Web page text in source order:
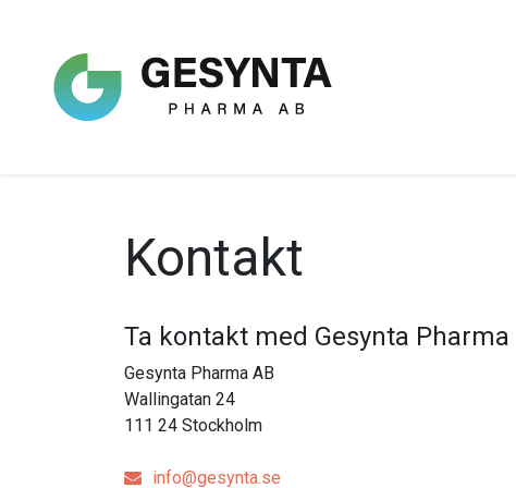
Kontakt
Ta kontakt med Gesynta Pharma
Gesynta Pharma AB
Wallingatan 24
111 24 Stockholm
info@gesynta.se